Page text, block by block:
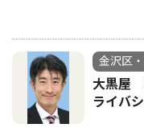
金沢区
大黒屋
ライバ